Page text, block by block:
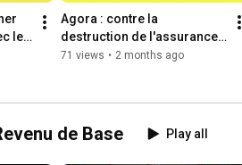
le
Agora : contre la
destruction de l'assurance
chômage
71 views • 2 months ago
de Base Play all